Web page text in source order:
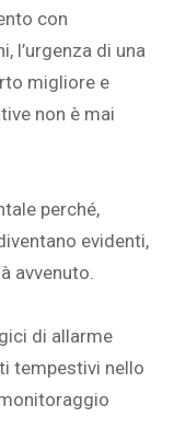
con
l’urgenza di una
migliore e
non è mai
perché,
evidenti,
avvenuto.
di allarme
tempestivi nello